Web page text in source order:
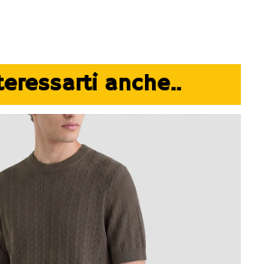
anche..